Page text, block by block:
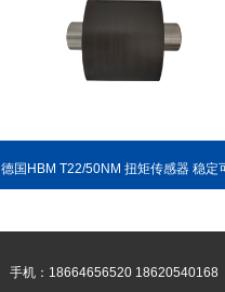
德国HBM T22/50NM 扭矩传感器 稳定
手机：18664656520 18620540168